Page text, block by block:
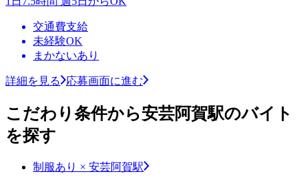
交通費支給
未経験OK
まかないあり
詳細を見る 応募画面に進む
こだわり条件から安芸阿賀駅のバイト
を探す
制服あり × 安芸阿賀駅